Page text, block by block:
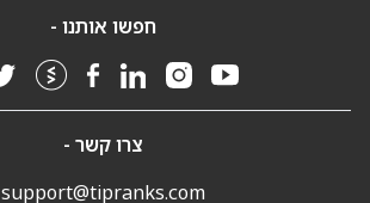
חפשו אותנו -
צרו קשר -
support@tipranks.com